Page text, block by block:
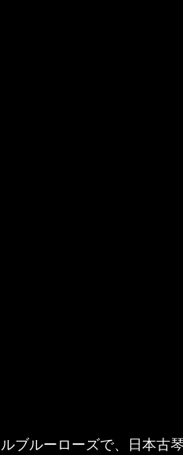
ブルーローズで、日本古